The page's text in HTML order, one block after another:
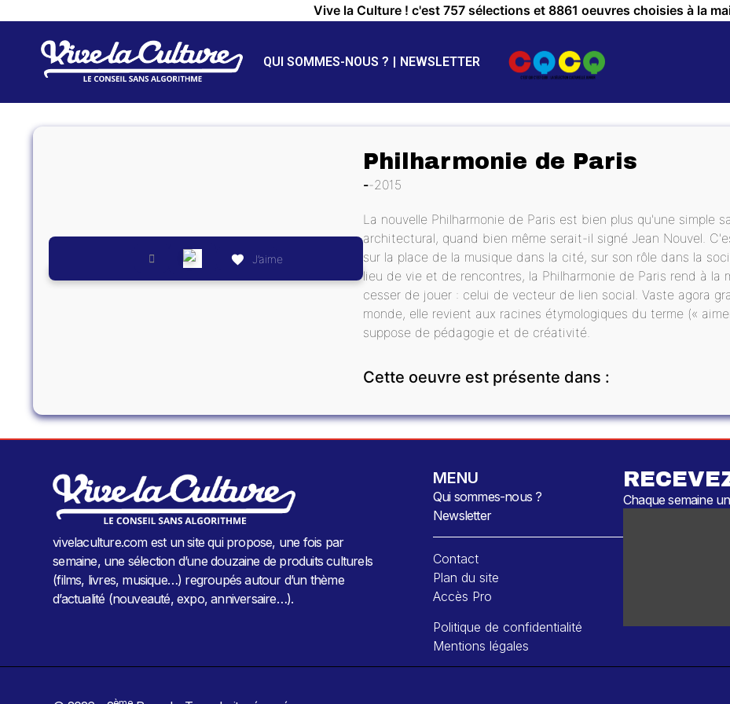
Vive la Culture ! c'est 757 sélections et 8861 oeuvres choisies à la
QUI SOMMES-NOUS ? NEWSLETTER
J’aime
Philharmonie de Paris
2015
La nouvelle Philharmonie de Paris est bien plus qu'une simple
architectural, quand bien même serait-il signé Jean Nouvel.
sur la place de la musique dans la cité, sur son rôle dans la
lieu de vie et de rencontres, la Philharmonie de Paris rend à la
cesser de jouer : celui de vecteur de lien social. Vaste agora
monde, elle revient aux racines étymologiques du terme («
suppose de pédagogie et de créativité.
Cette oeuvre est présente dans :
vivelaculture.com est un site qui propose, une fois par
semaine, une sélection d’une douzaine de produits culturels
(films, livres, musique…) regroupés autour d’un thème
d’actualité (nouveauté, expo, anniversaire…).
MENU
Qui sommes-nous ?
Newsletter
Contact
Plan du site
Accès Pro
Politique de confidentialité
Mentions légales
Chaque semaine